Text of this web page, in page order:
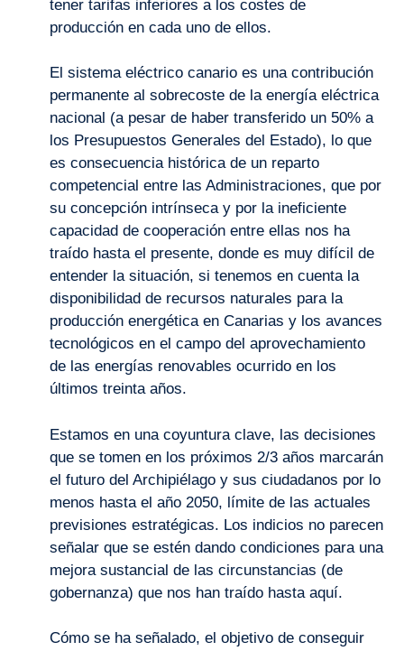
tener tarifas inferiores a los costes de
producción en cada uno de ellos.
El sistema eléctrico canario es una contribución
permanente al sobrecoste de la energía eléctrica
nacional (a pesar de haber transferido un 50% a
los Presupuestos Generales del Estado), lo que
es consecuencia histórica de un reparto
competencial entre las Administraciones, que por
su concepción intrínseca y por la ineficiente
capacidad de cooperación entre ellas nos ha
traído hasta el presente, donde es muy difícil de
entender la situación, si tenemos en cuenta la
disponibilidad de recursos naturales para la
producción energética en Canarias y los avances
tecnológicos en el campo del aprovechamiento
de las energías renovables ocurrido en los
últimos treinta años.
Estamos en una coyuntura clave, las decisiones
que se tomen en los próximos 2/3 años marcarán
el futuro del Archipiélago y sus ciudadanos por lo
menos hasta el año 2050, límite de las actuales
previsiones estratégicas. Los indicios no parecen
señalar que se estén dando condiciones para una
mejora sustancial de las circunstancias (de
gobernanza) que nos han traído hasta aquí.
Cómo se ha señalado, el objetivo de conseguir